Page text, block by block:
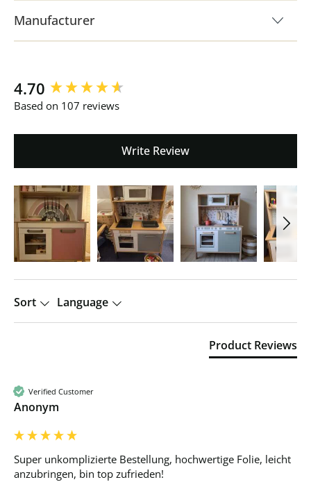
Manufacturer
4.70
Based on 107 reviews
Write Review
Sort Language
Product Reviews
Verified Customer
Anonym
Super unkomplizierte Bestellung, hochwertige Folie, leicht
anzubringen, bin top zufrieden!
New content loaded